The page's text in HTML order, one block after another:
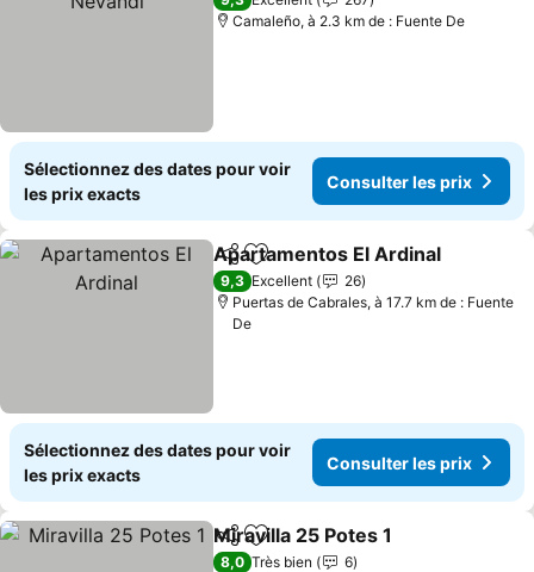
Camaleño, à 2.3 km de : Fuente De
Sélectionnez des dates pour voir
les prix exacts
Consulter les prix
PartagerAjouter à mes favoris
Apartamentos El Ardinal
9,3 Excellent
26
Puertas de Cabrales, à 17.7 km de : Fuente
De
Sélectionnez des dates pour voir
les prix exacts
Consulter les prix
PartagerAjouter à mes favoris
Miravilla 25 Potes 1
8,0 Très bien
6